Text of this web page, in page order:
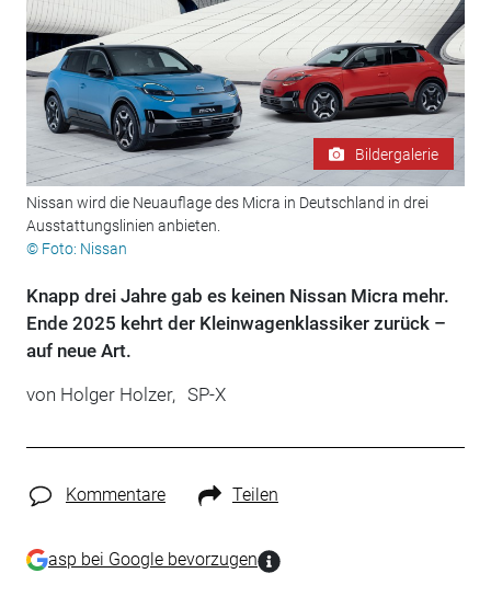
Bildergalerie
Nissan wird die Neuauflage des Micra in Deutschland in drei
Ausstattungslinien anbieten.
© Foto: Nissan
Knapp drei Jahre gab es keinen Nissan Micra mehr.
Ende 2025 kehrt der Kleinwagenklassiker zurück –
auf neue Art.
von Holger Holzer, SP-X
Kommentare Teilen
asp bei Google bevorzugen